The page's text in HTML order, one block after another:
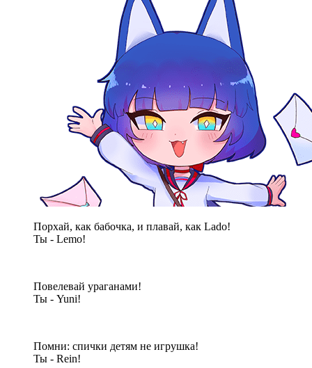
Порхай, как бабочка, и плавай, как Lado!
Ты - Lemo!
Повелевай ураганами!
Ты - Yuni!
Помни: спички детям не игрушка!
Ты - Rein!